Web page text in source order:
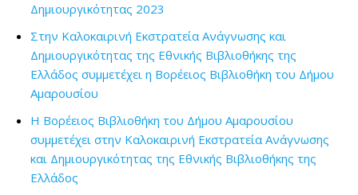
Δημιουργικότητας 2023
Στην Καλοκαιρινή Εκστρατεία Ανάγνωσης και
Δημιουργικότητας της Εθνικής Βιβλιοθήκης της
Ελλάδος συμμετέχει η Βορέειος Βιβλιοθήκη του Δήμου
Αμαρουσίου
H Βορέειος Βιβλιοθήκη του Δήμου Αμαρουσίου
συμμετέχει στην Καλοκαιρινή Εκστρατεία Ανάγνωσης
και Δημιουργικότητας της Εθνικής Βιβλιοθήκης της
Ελλάδος